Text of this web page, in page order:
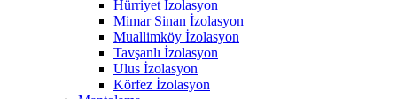
Hürriyet İzolasyon
Mimar Sinan İzolasyon
Muallimköy İzolasyon
Tavşanlı İzolasyon
Ulus İzolasyon
Körfez İzolasyon